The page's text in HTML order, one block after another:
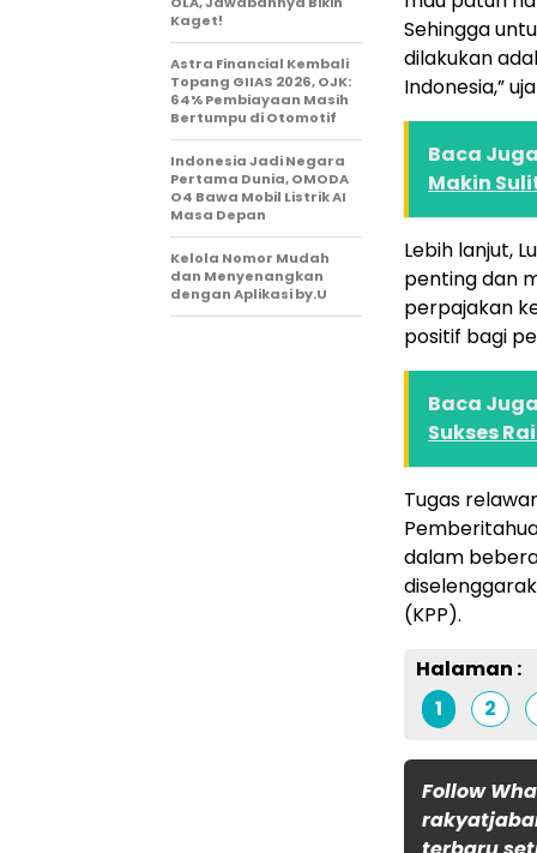
Sehingga
dilakukan
Indonesia,”
Baca
Makin
Lebih lanjut,
penting dan
perpajakan
positif bagi
Baca
Sukses
Tugas
dalam
(KPP).
Halaman :
1
2
Follow
Kaget!
Astra Financial Kembali
Topang GIIAS 2026, OJK:
64% Pembiayaan Masih
Bertumpu di Otomotif
Indonesia Jadi Negara
Pertama Dunia, OMODA
O4 Bawa Mobil Listrik AI
Masa Depan
Kelola Nomor Mudah
dan Menyenangkan
dengan Aplikasi by.U